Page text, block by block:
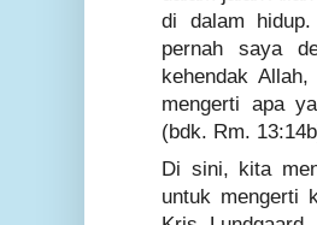
di dalam
pernah saya
kehendak
mengerti apa
(bdk. Rm.
Di sini, kita
untuk mengerti